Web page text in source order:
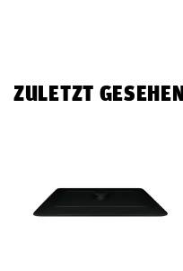
ZULETZT GESEHEN